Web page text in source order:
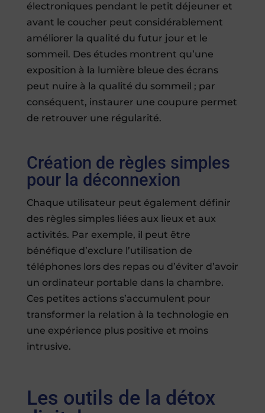
électroniques pendant le petit déjeuner et
avant le coucher peut considérablement
améliorer la qualité du futur jour et le
sommeil. Des études montrent qu’une
exposition à la lumière bleue des écrans
peut nuire à la qualité du sommeil ; par
conséquent, instaurer une coupure permet
de retrouver une régularité.
Création de règles simples
pour la déconnexion
Chaque utilisateur peut également définir
des règles simples liées aux lieux et aux
activités. Par exemple, il peut être
bénéfique d’exclure l’utilisation de
téléphones lors des repas ou d’éviter d’avoir
un ordinateur portable dans la chambre.
Ces petites actions s’accumulent pour
transformer la relation à la technologie en
une expérience plus positive et moins
intrusive.
Les outils de la détox